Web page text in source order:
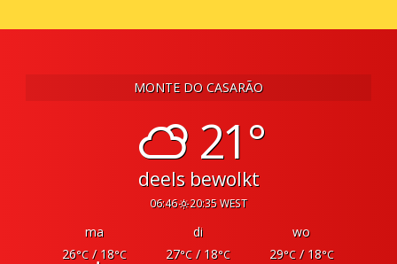
MONTE DO CASARÃO
21°
deels bewolkt
06:46 20:35 WEST
ma di
wo
26°C/ 18°C 27°C/ 18°C 29°C/ 18°C